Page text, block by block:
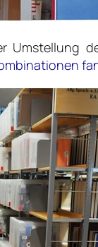
Umstellung